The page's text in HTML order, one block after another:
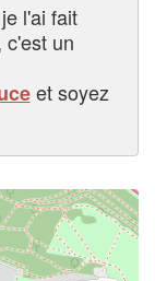
l'ai fait
c'est un
et soyez